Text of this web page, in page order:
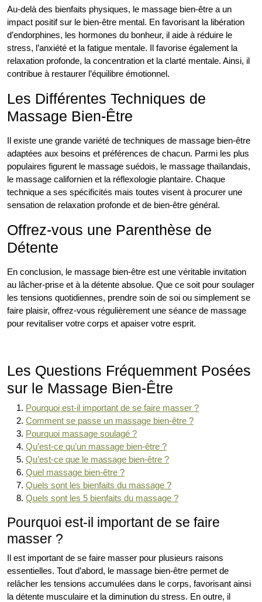
Au-delà des bienfaits physiques, le massage bien-être a un
impact positif sur le bien-être mental. En favorisant la libération
d’endorphines, les hormones du bonheur, il aide à réduire le
stress, l’anxiété et la fatigue mentale. Il favorise également la
relaxation profonde, la concentration et la clarté mentale. Ainsi, il
contribue à restaurer l’équilibre émotionnel.
Les Différentes Techniques de
Massage Bien-Être
Il existe une grande variété de techniques de massage bien-être
adaptées aux besoins et préférences de chacun. Parmi les plus
populaires figurent le massage suédois, le massage thaïlandais,
le massage californien et la réflexologie plantaire. Chaque
technique a ses spécificités mais toutes visent à procurer une
sensation de relaxation profonde et de bien-être général.
Offrez-vous une Parenthèse de
Détente
En conclusion, le massage bien-être est une véritable invitation
au lâcher-prise et à la détente absolue. Que ce soit pour soulager
les tensions quotidiennes, prendre soin de soi ou simplement se
faire plaisir, offrez-vous régulièrement une séance de massage
pour revitaliser votre corps et apaiser votre esprit.
Les Questions Fréquemment Posées
sur le Massage Bien-Être
Pourquoi est-il important de se faire masser ?
Comment se passe un massage bien-être ?
Pourquoi massage soulagé ?
Qu’est-ce qu’un massage bien-être ?
Qu’est-ce que le massage bien-être ?
Quel massage bien-être ?
Quels sont les bienfaits du massage ?
Quels sont les 5 bienfaits du massage ?
Pourquoi est-il important de se faire
masser ?
Il est important de se faire masser pour plusieurs raisons
essentielles. Tout d’abord, le massage bien-être permet de
relâcher les tensions accumulées dans le corps, favorisant ainsi
la détente musculaire et la diminution du stress. En outre, il